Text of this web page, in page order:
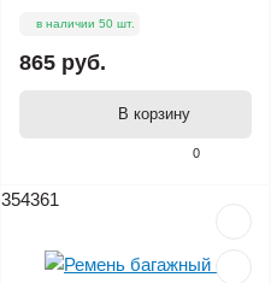
0
в наличии 50 шт.
865 руб.
В корзину
354361